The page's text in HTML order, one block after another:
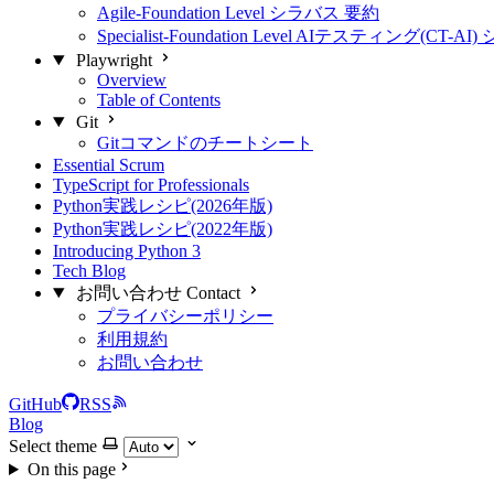
Agile-Foundation Level シラバス 要約
Specialist-Foundation Level AIテスティング(CT-AI)
Playwright
Overview
Table of Contents
Git
Gitコマンドのチートシート
Essential Scrum
TypeScript for Professionals
Python実践レシピ(2026年版)
Python実践レシピ(2022年版)
Introducing Python 3
Tech Blog
お問い合わせ Contact
プライバシーポリシー
利用規約
お問い合わせ
GitHub
RSS
Blog
Select theme
On this page